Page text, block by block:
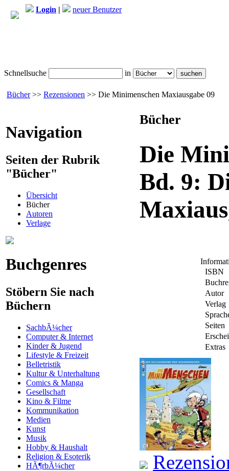
Login | neuer Benutzer
Schnellsuche in
Bücher>> Rezensionen >> Die Minimenschen Maxiausgabe 09
Navigation
Seiten der Rubrik
"Bücher"
Übersicht
Bücher
Autoren
Verlage
Buchgenres
Stöbern Sie nach
Büchern
SachbÃ¼cher
Computer & Internet
Kinder & Jugend
Lifestyle & Freizeit
Belletristik
Kultur & Unterhaltung
Comics & Manga
Gesellschaft
Kino & Filme
Kommunikation
Medien
Kunst
Musik
Hobby & Haushalt
Religion & Esoterik
HÃ¶rbÃ¼cher
Bücher
Die
Bd. 9:
ISBN
Autor
Verlag
Seiten
Extras